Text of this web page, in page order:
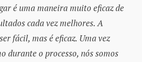
é uma maneira muito eficaz de
cada vez melhores. A
fácil, mas é eficaz. Uma vez
durante o processo, nós somos